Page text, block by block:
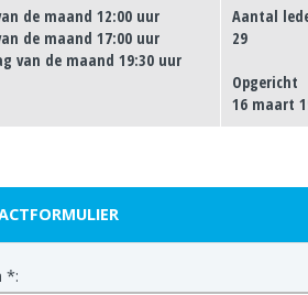
de maand 12:00 uur
de maand 17:00 uur
van de maand 19:30 uur
Aantal
29
Opgericht
16 maart
*: